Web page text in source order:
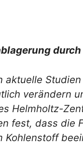
verändern
Helmholtz-
fest, dass die